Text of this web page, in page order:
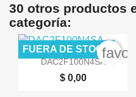
30 otros productos
categoría:
 Vista rápida
DAC2F100N4SA
$ 0,00
FUERA DE STOCK